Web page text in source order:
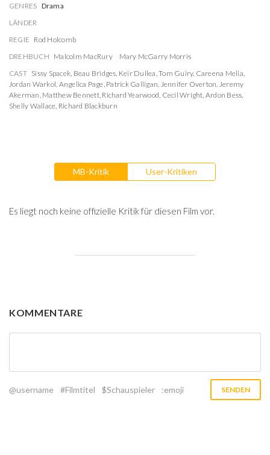
GENRES Drama
LÄNDER
REGIE Rod Holcomb
DREHBUCH Malcolm MacRury
Mary McGarry Morris
CAST Sissy Spacek, Beau Bridges, Keir Dullea,Tom Guiry, Careena Melia,
Jordan Warkol, Angelica Page, Patrick Galligan, Jennifer Overton, Jeremy
Akerman, Matthew Bennett, Richard Yearwood, Cecil Wright, Ardon Bess,
Shelly Wallace, Richard Blackburn
MB-Kritik User-Kritiken
Es liegt noch keine offizielle Kritik für diesen Film vor.
KOMMENTARE
@username #Filmtitel $Schauspieler :emoji